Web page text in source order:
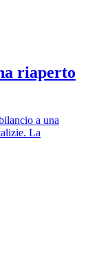
riaperto
a una
La